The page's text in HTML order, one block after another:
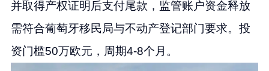
并取得产权证明后支付尾款，监管账户资金释放
需符合葡萄牙移民局与不动产登记部门要求。投
资门槛50万欧元，周期4-8个月。